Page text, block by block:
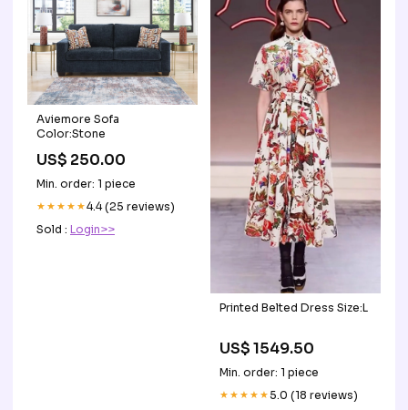
Aviemore Sofa
Color:Stone
US$ 250.00
Min. order: 1 piece
★★★★★4.4 (25 reviews)
Sold : Login>>
Printed Belted Dress Size:L
US$ 1549.50
Min. order: 1 piece
★★★★★5.0 (18 reviews)